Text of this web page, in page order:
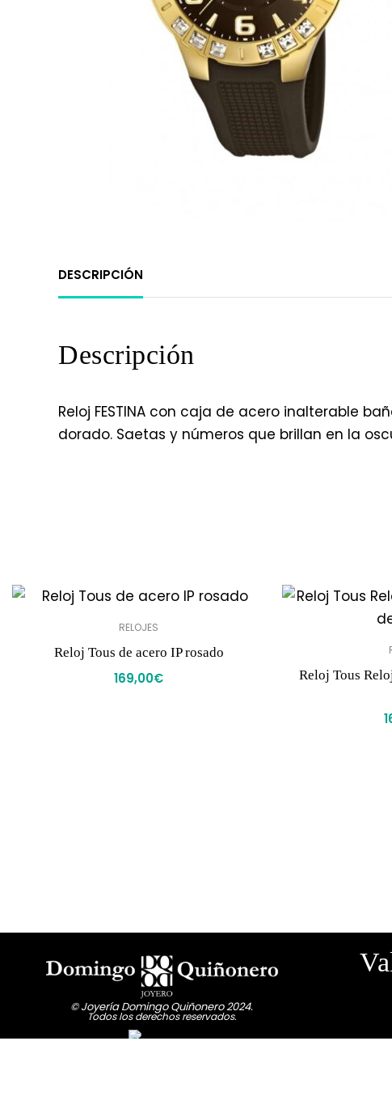
DESCRIPCIÓN
Descripción
Reloj FESTINA con caja de acero inalterable
dorado. Saetas y números que brillan en la
RELOJES
Reloj Tous de acero IP rosado
169,00€
Reloj Tous
© Joyería Domingo Quiñonero 2024.
Todos los derechos reservados.